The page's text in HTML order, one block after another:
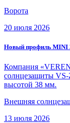
Ворота
20 июля 2026
Новый профиль MINI
Компания
солнцезащиты
высотой 38 мм.
Внешняя
13 июля 2026